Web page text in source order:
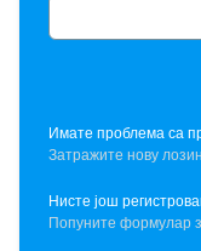
Имате проблема са
Затражите нову
Нисте још
Попуните формулар